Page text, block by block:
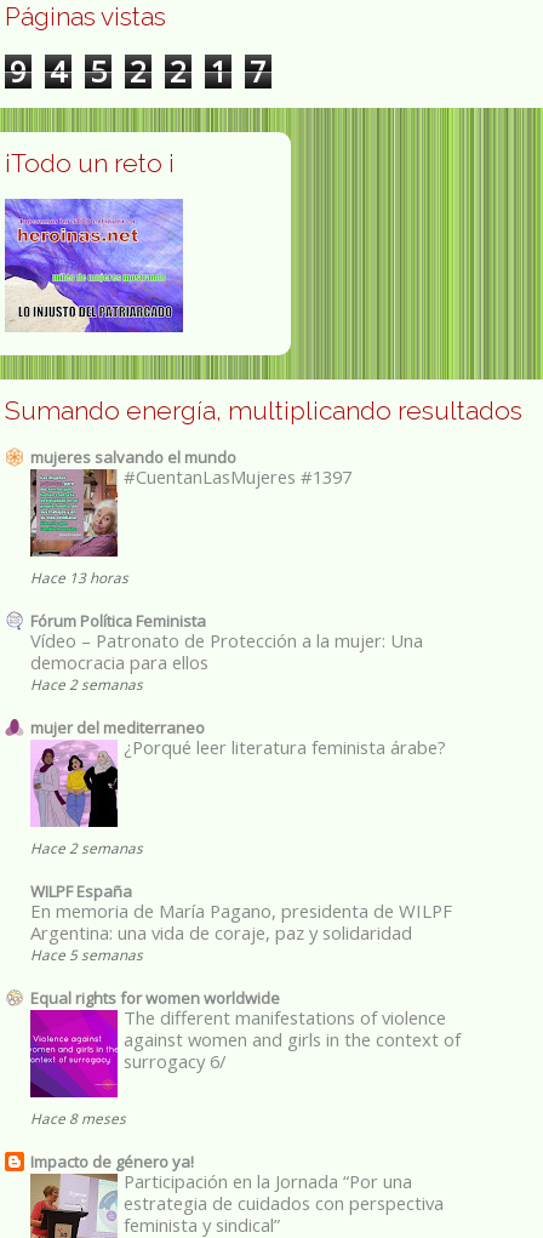
Páginas vistas
9 4 5 2 2 1 7
¡Todo un reto ¡
Sumando energía, multiplicando resultados
mujeres salvando el mundo
#CuentanLasMujeres #1397
Hace 13 horas
Fórum Política Feminista
Vídeo – Patronato de Protección a la mujer: Una
democracia para ellos
Hace 2 semanas
mujer del mediterraneo
¿Porqué leer literatura feminista árabe?
Hace 2 semanas
WILPF España
En memoria de María Pagano, presidenta de WILPF
Argentina: una vida de coraje, paz y solidaridad
Hace 5 semanas
Equal rights for women worldwide
The different manifestations of violence
against women and girls in the context of
surrogacy 6/
Hace 8 meses
Impacto de género ya!
Participación en la Jornada “Por una
estrategia de cuidados con perspectiva
feminista y sindical”